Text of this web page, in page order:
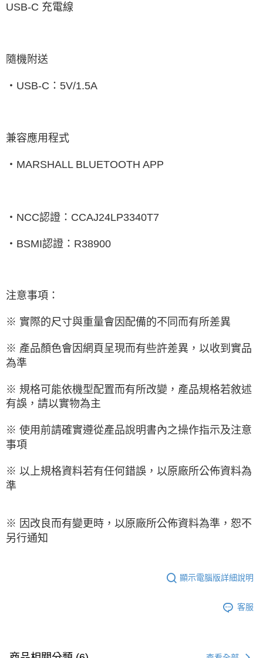
USB-C 充電線
隨機附送
‧ USB-C ： 5V/1.5A
兼容應用程式
‧ MARSHALL BLUETOOTH APP
‧ NCC認證： CCAJ24LP3340T7
‧ BSMI認證： R38900
注意事項：
※ 實際的尺寸與重量會因配備的不同而有所差異
※ 產品顏色會因網頁呈現而有些許差異，以收到實品
為準
※ 規格可能依機型配置而有所改變，產品規格若敘述
有誤，請以實物為主
※ 使用前請確實遵從產品說明書內之操作指示及注意
事項
※ 以上規格資料若有任何錯誤，以原廠所公佈資料為
準
※ 因改良而有變更時，以原廠所公佈資料為準，恕不
另行通知
顯示電腦版詳細說明
客服